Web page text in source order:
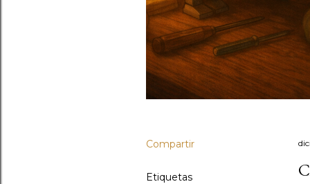
Compartir
Etiquetas